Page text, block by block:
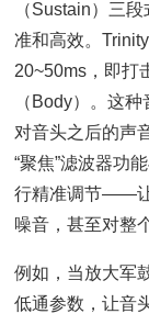
（Sustain）三
准和高效。
20~50ms，即打
（Body）。这
对音头之后的声
“聚焦”滤波器功
行精准调节——
噪音，甚至对整
例如，当放大军
低通参数，让音